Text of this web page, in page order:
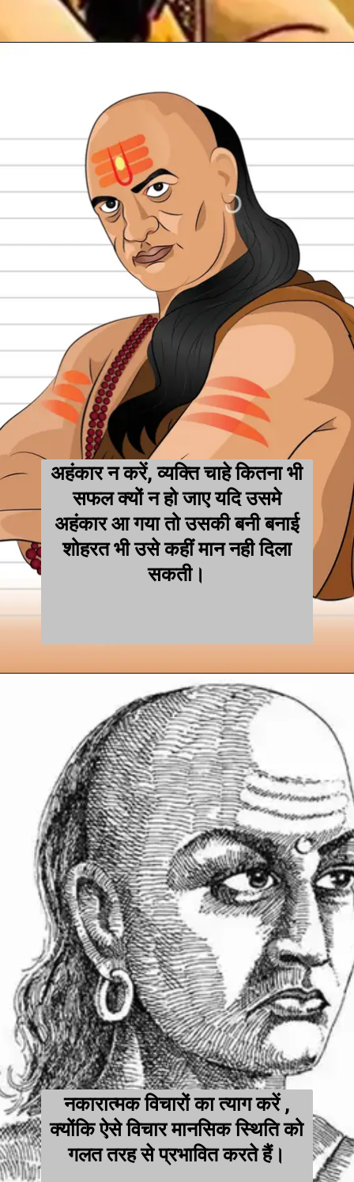
अहंकार न करें, व्यक्ति चाहे कितना भी
सफल क्यों न हो जाए यदि उसमे
अहंकार आ गया तो उसकी बनी बनाई
शोहरत भी उसे कहीं मान नही दिला
नकारात्मक विचारों का त्याग करें ,
क्योंकि ऐसे विचार मानसिक स्थिति को